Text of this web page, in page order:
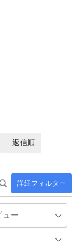
詳細フィルター
返信順